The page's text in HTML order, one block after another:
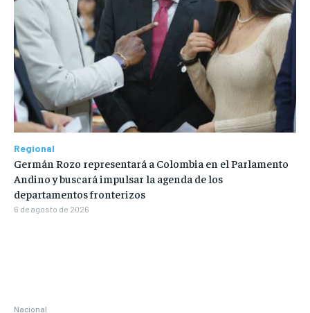
Nacional
Regional
Germán Rozo representará a Colombia en el Parlamento
Andino y buscará impulsar la agenda de los
departamentos fronterizos
6 de agosto de 2026